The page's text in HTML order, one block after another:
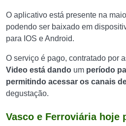
O aplicativo está presente na
podendo ser baixado em
para IOS e Android.
O serviço é pago, contratado por
Video está dando um período
permitindo acessar os canais
degustação.
Vasco e Ferroviária hoje